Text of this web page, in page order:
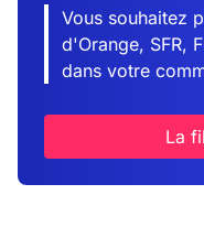
Vous souhaitez
d'Orange, SFR,
dans votre
La